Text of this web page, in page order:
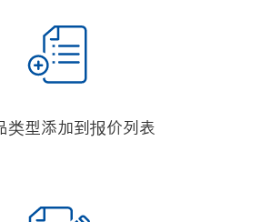
类型添加到报价列表